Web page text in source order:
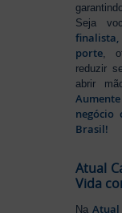
Seja
porte ,
reduzir
abrir
Brasil!
Atual
Vida
Na Atual